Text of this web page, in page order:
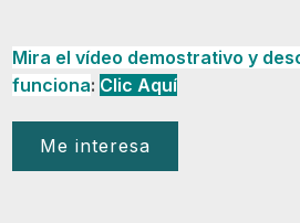
Mira el vídeo demostrativo y
funciona: Clic Aquí
Me interesa